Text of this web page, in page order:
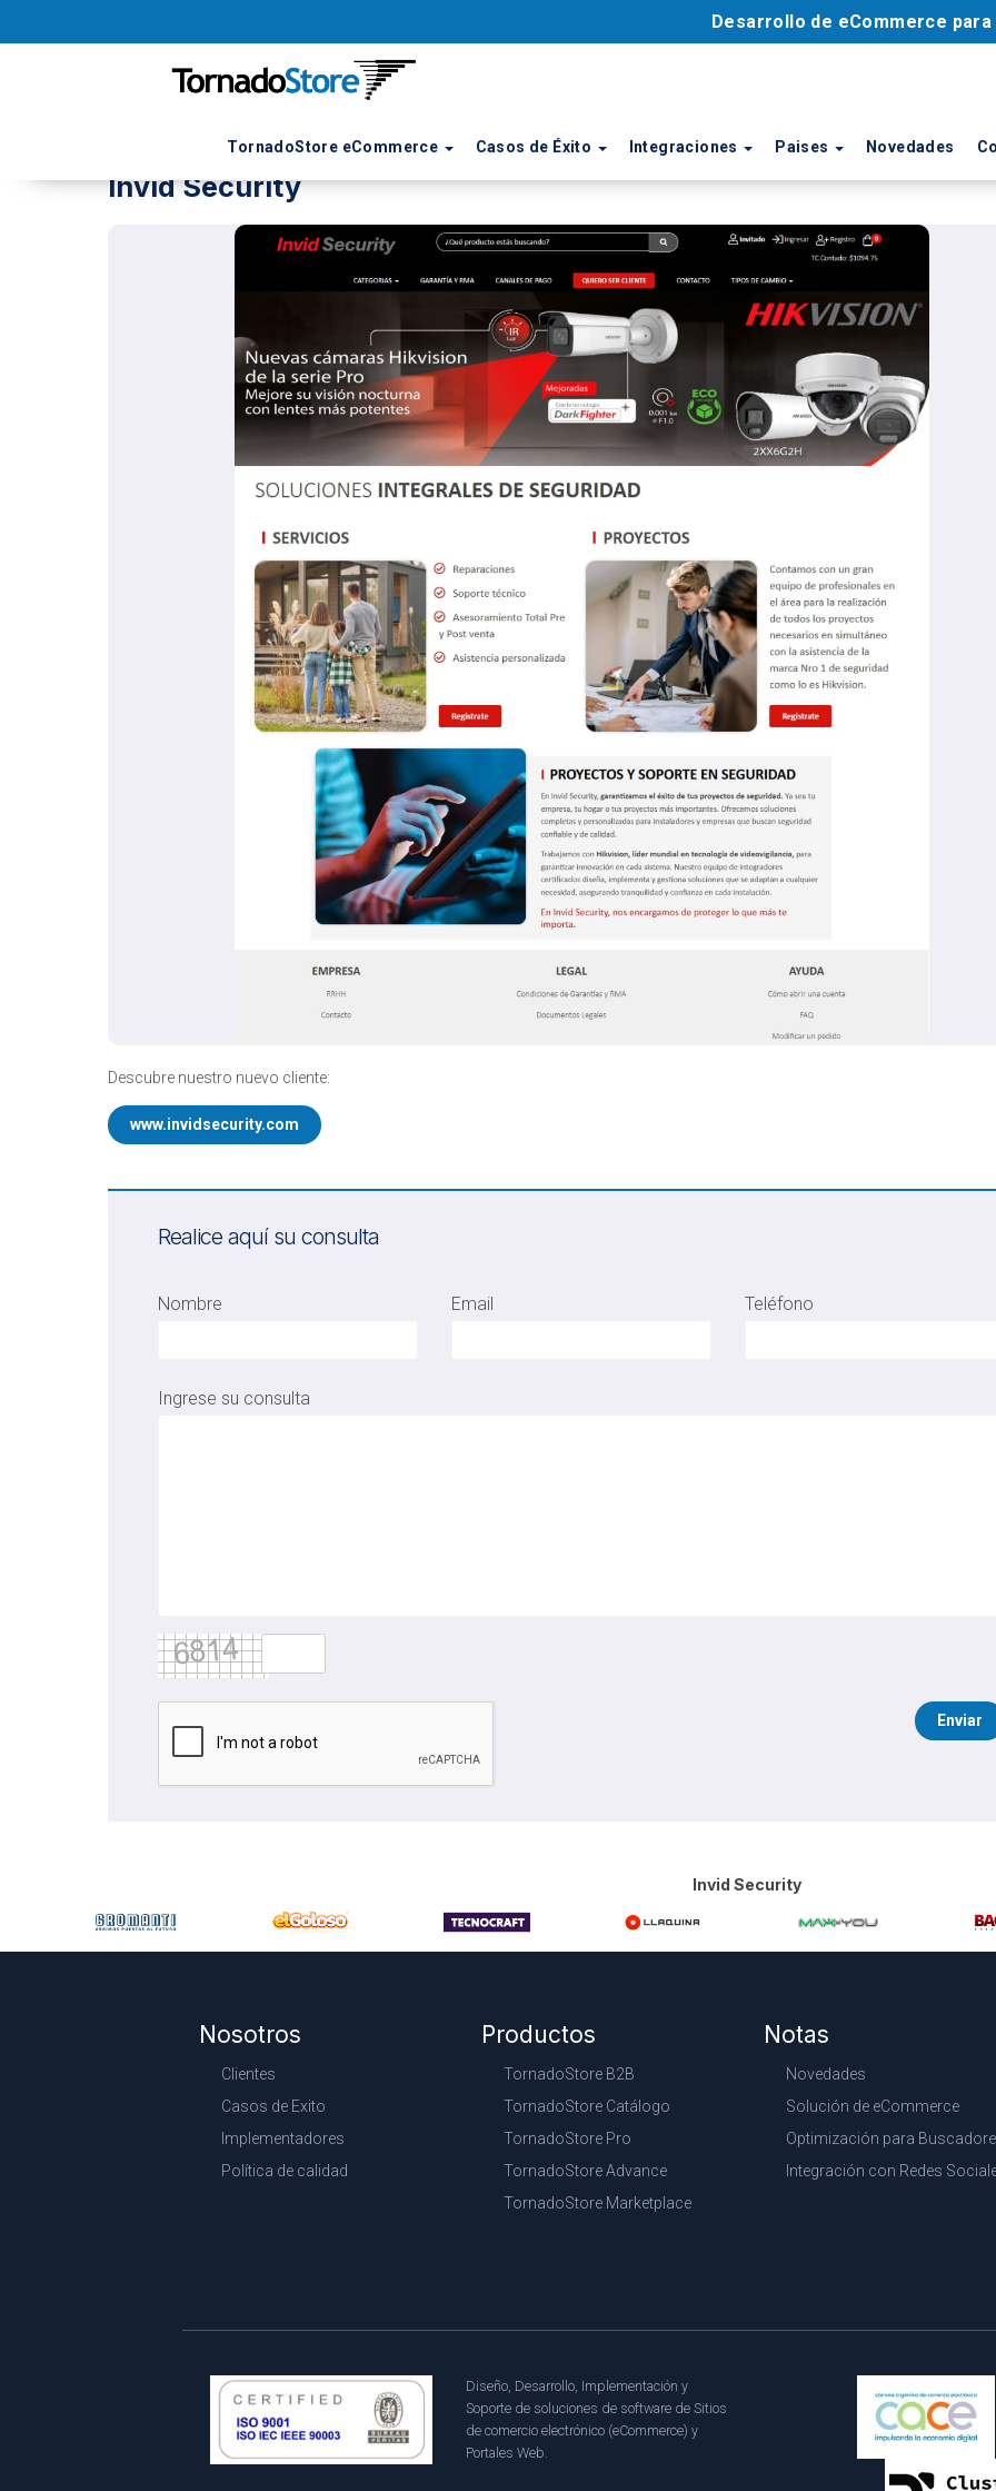
Desarrollo de eCommerce para
TornadoStore eCommerce Casos de Éxito Integraciones Paises Novedades
Invid Security
Descubre nuestro nuevo cliente:
www.invidsecurity.com
Realice aquí su consulta
Nombre Email Teléfono
Ingrese su consulta
Enviar
Invid Security
Nosotros
Clientes
Casos de Exito
Implementadores
Política de calidad
Productos
TornadoStore B2B
TornadoStore Catálogo
TornadoStore Pro
TornadoStore Advance
TornadoStore Marketplace
Notas
Novedades
Solución de eCommerce
Optimización para
Integración con Redes
Diseño, Desarrollo, Implementación y
Soporte de soluciones de software de Sitios
de comercio electrónico (eCommerce) y
Portales Web.